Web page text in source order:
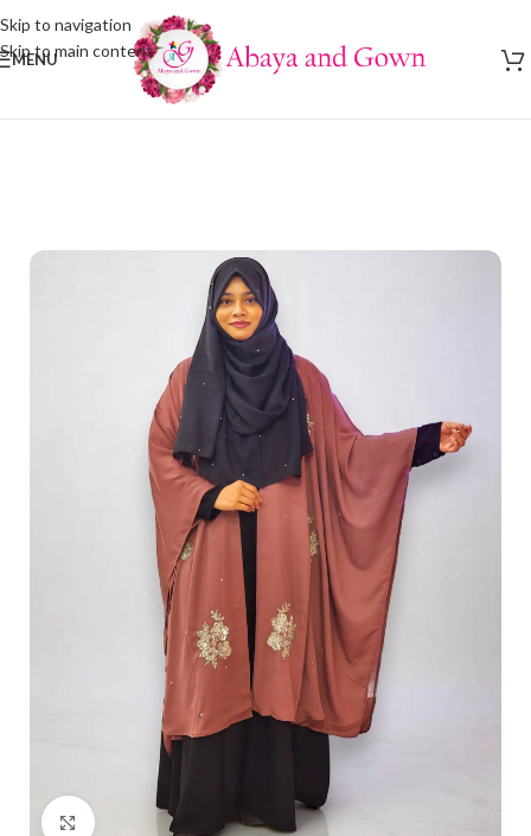
Skip to navigation
Skip to main content
MENU
Click to enlarge